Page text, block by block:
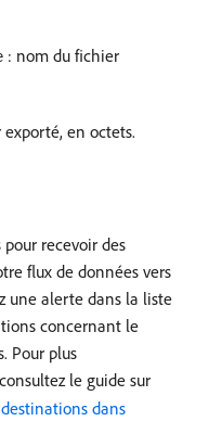
: nom du fichier
en octets.
recevoir des
flux de données vers
une alerte dans la liste
concernant le
Pour plus
le guide sur
dans